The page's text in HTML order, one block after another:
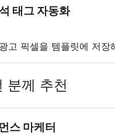
태그 자동화
고 픽셀을 템플릿에 저장
분께 추천
스 마케터